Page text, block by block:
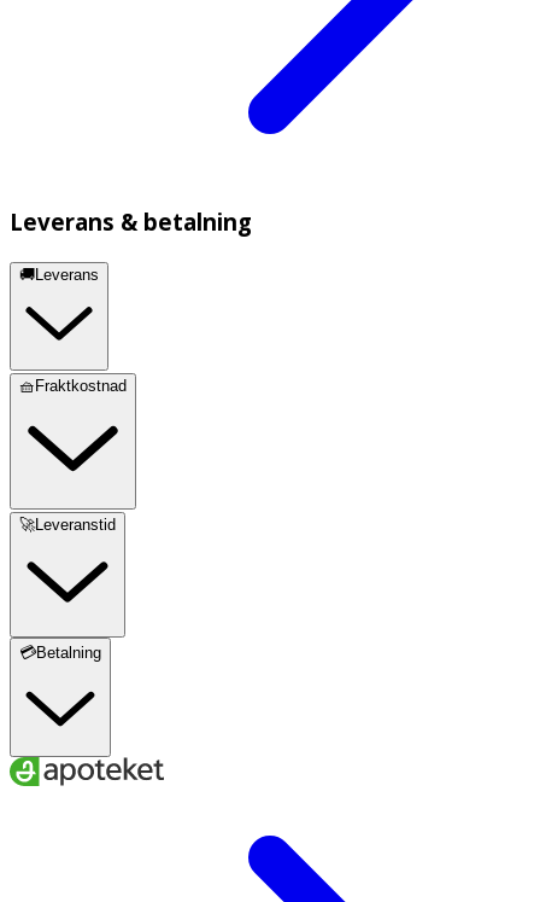
Leverans & betalning
🚚Leverans
🧺Fraktkostnad
🚀Leveranstid
💳Betalning